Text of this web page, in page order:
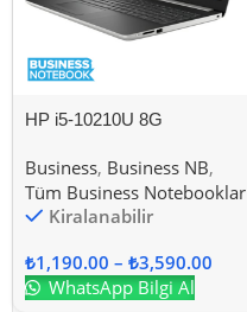
HP i5-10210U 8G
Business, Business NB,
Tüm Business Notebooklar
Kiralanabilir
₺1,190.00 – ₺3,590.00
WhatsApp Bilgi Al